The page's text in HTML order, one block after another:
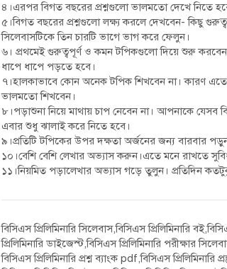
৪।এরপর বিগত বছরের প্রশ্নগুলো ভালমতো দেখে নিতে
৫।বিগত বছরের প্রশ্নগুলো লক্ষ্য করলে দেখবেন- কিছু
সিলেবাসটিকে তিন চারটি ভাগে ভাগ করে ফেলুন।
৬। প্রথমেই গুরুত্বপূর্ণ ও কমন টপিকগুলো দিয়ে শুরু
ধাপে ধাপে পড়তে হবে।
৭।হালকাভাবে কোন অনেক টপিক শিখবেন না। কারণ এতে
ভালমতো শিখবেন।
৮।পড়াশুনা নিয়ে মাথায় চাপ নেবেন না। আপনাকে যেসব
এবার শুধু ঝালাই করে নিতে হবে।
৯।প্রতিটি টপিকের উপর দক্ষতা অর্জনের জন্য বারবার
১০।বেশি বেশি লেখার অভ্যাস করুন।এতে মনে রাখতে
১১।নিয়মিত পড়ালেখার অভ্যাস গড়ে তুলুন। প্রতিদিন
বিসিএস প্রিলিমিনারি সিলেবাস,বিসিএস প্রিলিমিনারি
প্রিলিমিনারি ডাইজেস্ট,বিসিএস প্রিলিমিনারি পরীক্ষার
বিসিএস প্রিলিমিনারি প্রশ্ন ব্যাংক pdf,বিসিএস প্রিলিমিনারি